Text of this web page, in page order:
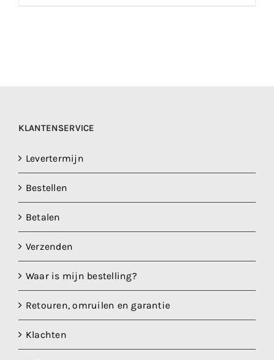
KLANTENSERVICE
Levertermijn
Bestellen
Betalen
Verzenden
Waar is mijn bestelling?
Retouren, omruilen en garantie
Klachten